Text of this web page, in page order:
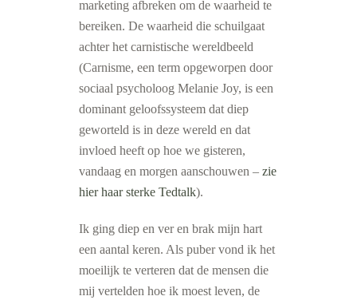
marketing afbreken om de waarheid te
bereiken. De waarheid die schuilgaat
achter het carnistische wereldbeeld
(Carnisme, een term opgeworpen door
sociaal psycholoog Melanie Joy, is een
dominant geloofssysteem dat diep
geworteld is in deze wereld en dat
invloed heeft op hoe we gisteren,
vandaag en morgen aanschouwen – zie
hier haar sterke Tedtalk).
Ik ging diep en ver en brak mijn hart
een aantal keren. Als puber vond ik het
moeilijk te verteren dat de mensen die
mij vertelden hoe ik moest leven, de